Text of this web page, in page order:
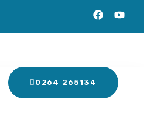
0264 265134